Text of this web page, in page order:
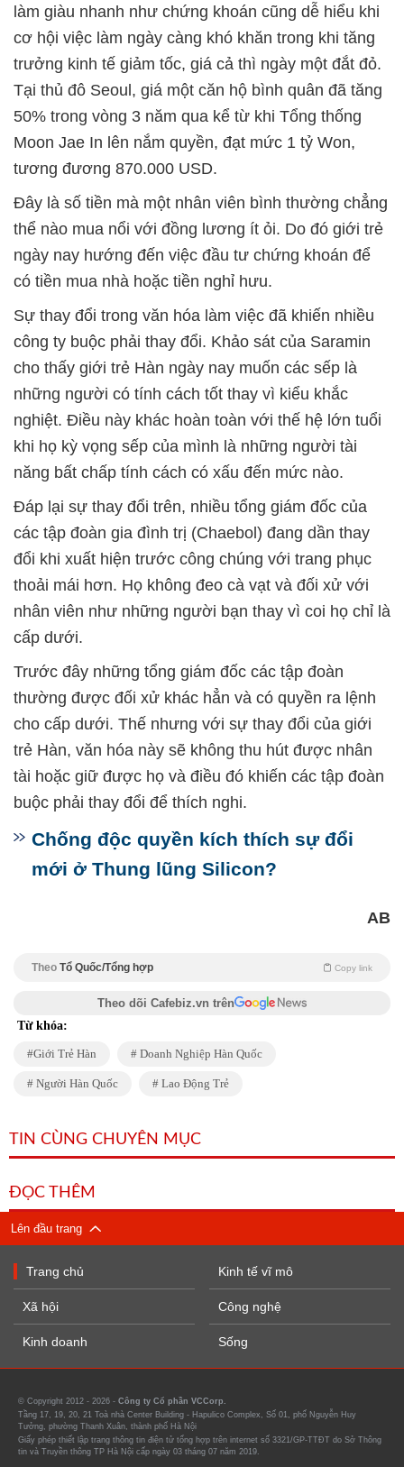
làm giàu nhanh như chứng khoán cũng dễ hiểu khi
cơ hội việc làm ngày càng khó khăn trong khi tăng
trưởng kinh tế giảm tốc, giá cả thì ngày một đắt đỏ.
Tại thủ đô Seoul, giá một căn hộ bình quân đã tăng
50% trong vòng 3 năm qua kể từ khi Tổng thống
Moon Jae In lên nắm quyền, đạt mức 1 tỷ Won,
tương đương 870.000 USD.
Đây là số tiền mà một nhân viên bình thường chẳng
thể nào mua nổi với đồng lương ít ỏi. Do đó giới trẻ
ngày nay hướng đến việc đầu tư chứng khoán để
có tiền mua nhà hoặc tiền nghỉ hưu.
Sự thay đổi trong văn hóa làm việc đã khiến nhiều
công ty buộc phải thay đổi. Khảo sát của Saramin
cho thấy giới trẻ Hàn ngày nay muốn các sếp là
những người có tính cách tốt thay vì kiểu khắc
nghiệt. Điều này khác hoàn toàn với thế hệ lớn tuổi
khi họ kỳ vọng sếp của mình là những người tài
năng bất chấp tính cách có xấu đến mức nào.
Đáp lại sự thay đổi trên, nhiều tổng giám đốc của
các tập đoàn gia đình trị (Chaebol) đang dần thay
đổi khi xuất hiện trước công chúng với trang phục
thoải mái hơn. Họ không đeo cà vạt và đối xử với
nhân viên như những người bạn thay vì coi họ chỉ là
cấp dưới.
Trước đây những tổng giám đốc các tập đoàn
thường được đối xử khác hẳn và có quyền ra lệnh
cho cấp dưới. Thế nhưng với sự thay đổi của giới
trẻ Hàn, văn hóa này sẽ không thu hút được nhân
tài hoặc giữ được họ và điều đó khiến các tập đoàn
buộc phải thay đổi để thích nghi.
Chống độc quyền kích thích sự đổi
mới ở Thung lũng Silicon?
AB
Theo Tổ Quốc/Tổng hợp Copy link
Theo dõi Cafebiz.vn trên
Từ khóa:
Giới Trẻ Hàn Doanh Nghiệp Hàn Quốc
Người Hàn Quốc Lao Động Trẻ
TIN CÙNG CHUYÊN MỤC
ĐỌC THÊM
Lên đầu trang
Trang chủ
Xã hội
Kinh doanh
Kinh tế vĩ mô
Công nghệ
Sống
© Copyright 2012 - 2026 - Công ty Cổ phần VCCorp.
Tầng 17, 19, 20, 21 Toà nhà Center Building - Hapulico Complex, Số 01, phố Nguyễn Huy
Tưởng, phường Thanh Xuân, thành phố Hà Nội
Giấy phép thiết lập trang thông tin điện tử tổng hợp trên internet số 3321/GP-TTĐT do Sở Thông
tin và Truyền thông TP Hà Nội cấp ngày 03 tháng 07 năm 2019.